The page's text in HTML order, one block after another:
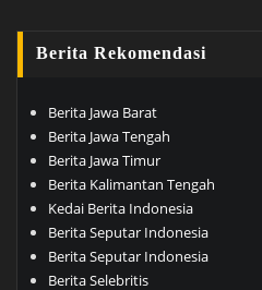
Berita Rekomendasi
Berita Jawa Barat
Berita Jawa Tengah
Berita Jawa Timur
Berita Kalimantan Tengah
Kedai Berita Indonesia
Berita Seputar Indonesia
Berita Seputar Indonesia
Berita Selebritis